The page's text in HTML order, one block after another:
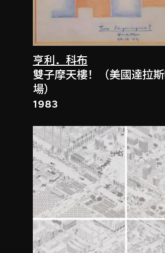
亨利．科布
雙子摩天樓！（美國達拉
場）
1983